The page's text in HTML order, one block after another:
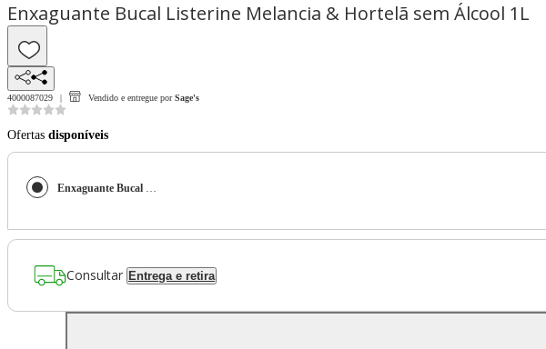
Enxaguante Bucal Listerine Melancia & Hortelã sem Álcool 1L
4000087029 Vendido e entregue por Sage's
Ofertas disponíveis
Enxaguante Bucal Listerine Melancia & Hortelã sem Álcool 1L
Consultar Entrega e retira